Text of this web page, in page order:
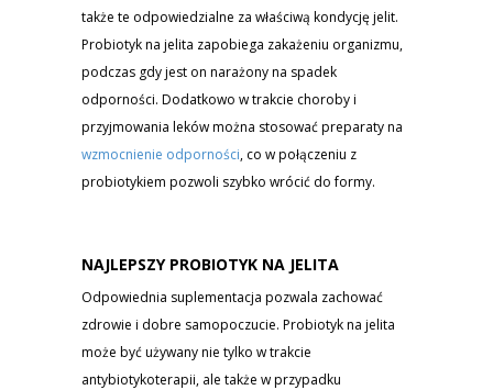
także te odpowiedzialne za właściwą kondycję jelit.
Probiotyk na jelita zapobiega zakażeniu organizmu,
podczas gdy jest on narażony na spadek
odporności. Dodatkowo w trakcie choroby i
przyjmowania leków można stosować preparaty na
wzmocnienie odporności, co w połączeniu z
probiotykiem pozwoli szybko wrócić do formy.
NAJLEPSZY PROBIOTYK NA JELITA
Odpowiednia suplementacja pozwala zachować
zdrowie i dobre samopoczucie. Probiotyk na jelita
może być używany nie tylko w trakcie
antybiotykoterapii, ale także w przypadku